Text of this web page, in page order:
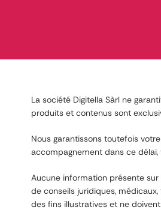
La société Digitella Sàrl ne
produits et contenus sont
Nous garantissons toutefois
accompagnement dans ce
Aucune information présente
de conseils juridiques,
des fins illustratives et ne